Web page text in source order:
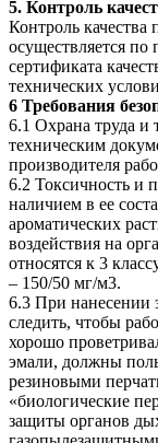
5. Контроль
Контроль
осуществляется по
сертификата
технических
6 Требования
6.1 Охрана труда и
техническим
производителя
6.2 Токсичность и
наличием в ее
ароматических
воздействия на
относятся к 3
– 150/50 мг/м3.
6.3 При нанесении
следить, чтобы
хорошо
эмали, должны
резиновыми
«биологические
защиты органов